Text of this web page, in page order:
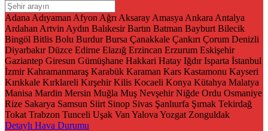
Adana Adıyaman Afyon Ağrı Aksaray Amasya Ankara Antalya
Ardahan Artvin Aydın Balıkesir Bartın Batman Bayburt Bilecik
Bingöl Bitlis Bolu Burdur Bursa Çanakkale Çankırı Çorum Denizli
Diyarbakır Düzce Edirne Elazığ Erzincan Erzurum Eskişehir
Gaziantep Giresun Gümüşhane Hakkari Hatay Iğdır Isparta İstanbul
İzmir Kahramanmaraş Karabük Karaman Kars Kastamonu Kayseri
Kırıkkale Kırklareli Kırşehir Kilis Kocaeli Konya Kütahya Malatya
Manisa Mardin Mersin Muğla Muş Nevşehir Niğde Ordu Osmaniye
Rize Sakarya Samsun Siirt Sinop Sivas Şanlıurfa Şırnak Tekirdağ
Tokat Trabzon Tunceli Uşak Van Yalova Yozgat Zonguldak
Detaylı Hava Durumu